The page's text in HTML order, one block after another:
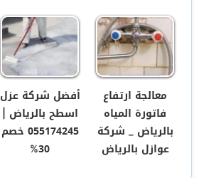
معالجة ارتفاع
فاتورة المياه
بالرياض _ شركة
عوازل بالرياض
أفضل شركة عزل
اسطح بالرياض ‏|
055174245 خصم
30%